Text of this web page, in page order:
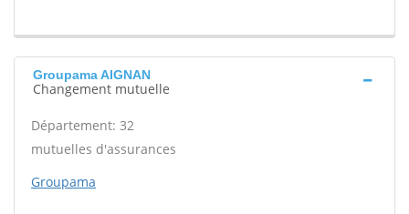
Groupama AIGNAN
Changement mutuelle
Département: 32
mutuelles d'assurances
Groupama